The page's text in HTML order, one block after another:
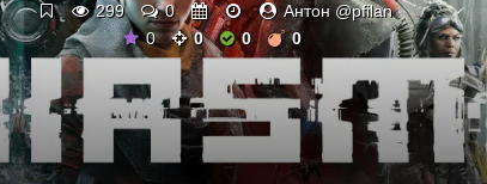
299 0
Антон @pfilan
0
0 0 0